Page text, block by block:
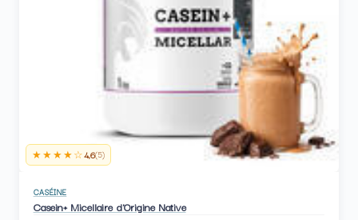
★★★★☆4,6(5)
CASÉINE
Casein+ Micellaire d'Origine Native